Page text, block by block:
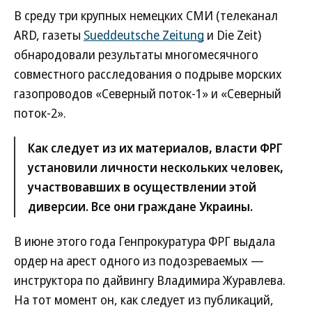
В среду три крупных немецких СМИ (телеканал
ARD, газеты Sueddeutsche Zeitung и Die Zeit)
обнародовали результаты многомесячного
совместного расследования о подрыве морских
газопроводов «Северный поток-1» и «Северный
поток-2».
Как следует из их материалов, власти ФРГ
установили личности нескольких человек,
участвовавших в осуществлении этой
диверсии. Все они граждане Украины.
В июне этого года Генпрокуратура ФРГ выдала
ордер на арест одного из подозреваемых —
инструктора по дайвингу Владимира Журавлева.
На тот момент он, как следует из публикаций,